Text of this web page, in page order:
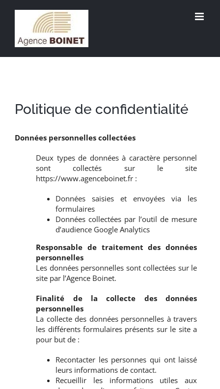
Politique de confidentialité
Données personnelles collectées
Deux types de données à caractère personnel
sont collectés sur le site
https://www.agenceboinet.fr :
Données saisies et envoyées via les
formulaires
Données collectées par l’outil de mesure
d’audience Google Analytics
Responsable de traitement des données
personnelles
Les données personnelles sont collectées sur le
site par l’Agence Boinet.
Finalité de la collecte des données
personnelles
La collecte des données personnelles à travers
les différents formulaires présents sur le site a
pour but de :
Recontacter les personnes qui ont laissé
leurs informations de contact.
Recueillir les informations utiles aux